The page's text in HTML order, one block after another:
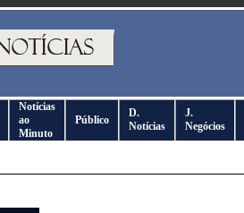
Notícias
ao
Minuto
Público
D.
Notícias
J.
Negócios